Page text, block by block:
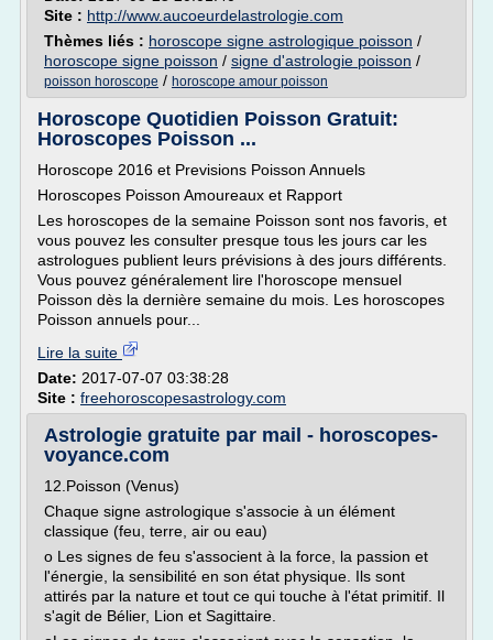
Site : http://www.aucoeurdelastrologie.com
Thèmes liés : horoscope signe astrologique poisson /
horoscope signe poisson / signe d'astrologie poisson /
poisson horoscope / horoscope amour poisson
Horoscope Quotidien Poisson Gratuit:
Horoscopes Poisson ...
Horoscope 2016 et Previsions Poisson Annuels
Horoscopes Poisson Amoureaux et Rapport
Les horoscopes de la semaine Poisson sont nos favoris, et
vous pouvez les consulter presque tous les jours car les
astrologues publient leurs prévisions à des jours différents.
Vous pouvez généralement lire l'horoscope mensuel
Poisson dès la dernière semaine du mois. Les horoscopes
Poisson annuels pour...
Lire la suite
Date: 2017-07-07 03:38:28
Site : freehoroscopesastrology.com
Astrologie gratuite par mail - horoscopes-
voyance.com
12.Poisson (Venus)
Chaque signe astrologique s'associe à un élément
classique (feu, terre, air ou eau)
o Les signes de feu s'associent à la force, la passion et
l'énergie, la sensibilité en son état physique. Ils sont
attirés par la nature et tout ce qui touche à l'état primitif. Il
s'agit de Bélier, Lion et Sagittaire.